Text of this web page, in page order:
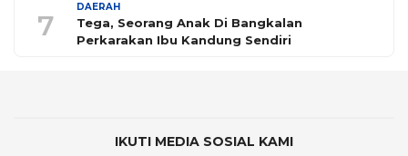
7
DAERAH
Tega, Seorang Anak Di Bangkalan
Perkarakan Ibu Kandung Sendiri
IKUTI MEDIA SOSIAL KAMI